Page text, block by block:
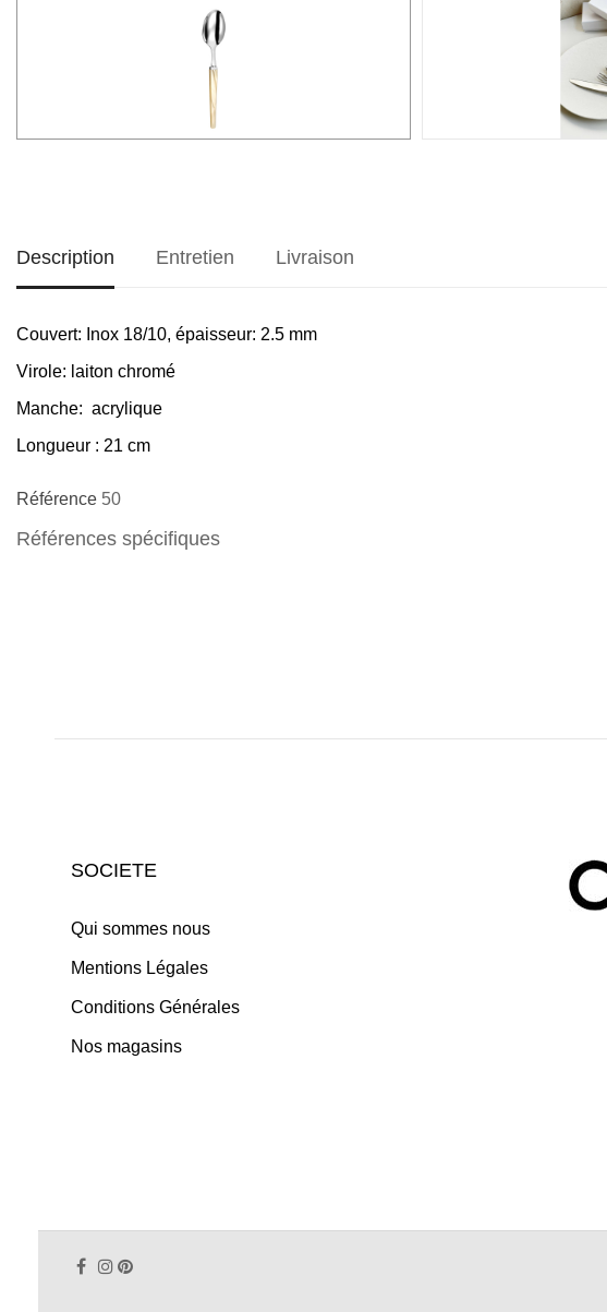
Description Entretien Livraison
Couvert: Inox 18/10, épaisseur: 2.5 mm
Virole: laiton chromé
Manche: acrylique
Longueur : 21 cm
Référence 50
Références spécifiques
SOCIETE
Qui sommes nous
Mentions Légales
Conditions Générales
Nos magasins